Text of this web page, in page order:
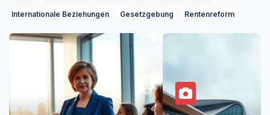
Internationale Beziehungen Gesetzgebung Rentenreform
AKTUELL BUSINESS
FINANZ